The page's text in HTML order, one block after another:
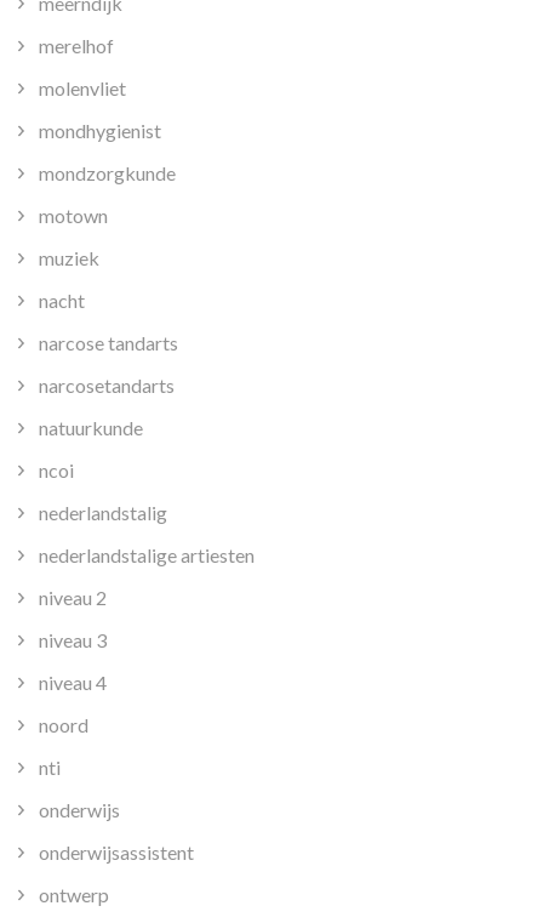
merelhof
molenvliet
mondhygienist
mondzorgkunde
motown
muziek
nacht
narcose tandarts
narcosetandarts
natuurkunde
ncoi
nederlandstalig
nederlandstalige artiesten
niveau 2
niveau 3
niveau 4
noord
nti
onderwijs
onderwijsassistent
ontwerp